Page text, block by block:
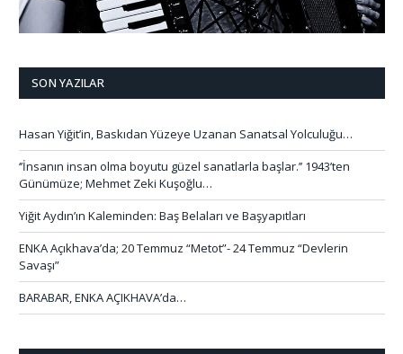
SON YAZILAR
Hasan Yiğit’in, Baskıdan Yüzeye Uzanan Sanatsal Yolculuğu…
‘’İnsanın insan olma boyutu güzel sanatlarla başlar.’’ 1943’ten
Günümüze; Mehmet Zeki Kuşoğlu…
Yiğit Aydın’ın Kaleminden: Baş Belaları ve Başyapıtları
ENKA Açıkhava’da; 20 Temmuz “Metot”- 24 Temmuz “Devlerin
Savaşı”
BARABAR, ENKA AÇIKHAVA’da…